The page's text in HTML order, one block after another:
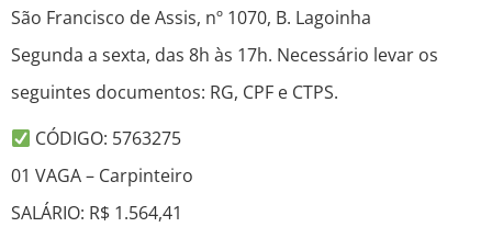
São Francisco de Assis, nº 1070, B. Lagoinha
Segunda a sexta, das 8h às 17h. Necessário levar os
seguintes documentos: RG, CPF e CTPS.
CÓDIGO: 5763275
01 VAGA – Carpinteiro
SALÁRIO: R$ 1.564,41